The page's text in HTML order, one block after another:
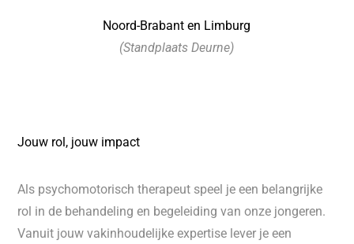
Noord-Brabant en Limburg
(Standplaats Deurne)
Jouw rol, jouw impact
Als psychomotorisch therapeut speel je een belangrijke
rol in de behandeling en begeleiding van onze jongeren.
Vanuit jouw vakinhoudelijke expertise lever je een